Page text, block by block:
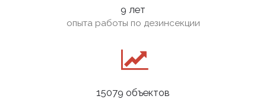
9 лет
опыта работы по дезинсекции
15079 объектов